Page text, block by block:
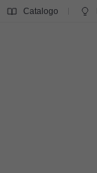
Catalogo